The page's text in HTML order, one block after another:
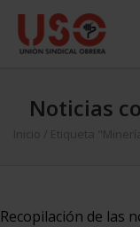
Noticias
Inicio Etiqueta "Minería"
Recopilación de las